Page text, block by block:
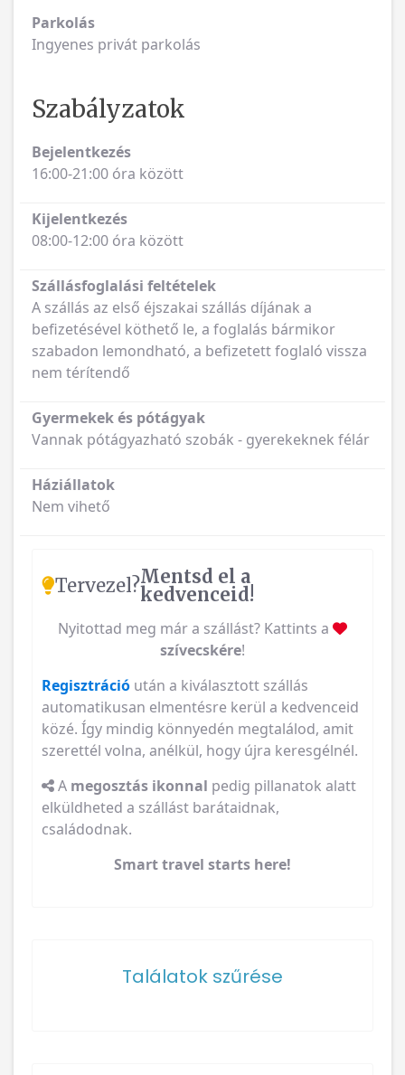
Parkolás
Ingyenes privát parkolás
Szabályzatok
Bejelentkezés
16:00-21:00 óra között
Kijelentkezés
08:00-12:00 óra között
Szállásfoglalási feltételek
A szállás az első éjszakai szállás díjának a
befizetésével köthető le, a foglalás bármikor
szabadon lemondható, a befizetett foglaló vissza
nem térítendő
Gyermekek és pótágyak
Vannak pótágyazható szobák - gyerekeknek félár
Háziállatok
Nem vihető
Tervezel?Mentsd el a
kedvenceid!
Nyitottad meg már a szállást? Kattints a
szívecskére!
Regisztráció után a kiválasztott szállás
automatikusan elmentésre kerül a kedvenceid
közé. Így mindig könnyedén megtalálod, amit
szerettél volna, anélkül, hogy újra keresgélnél.
A megosztás ikonnal pedig pillanatok alatt
elküldheted a szállást barátaidnak,
családodnak.
Smart travel starts here!
Találatok szűrése